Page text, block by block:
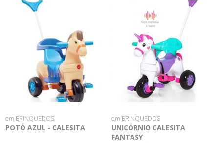
em BRINQUEDOS
POTÓ AZUL - CALESITA
em BRINQUEDOS
UNICÓRNIO CALESITA
FANTASY